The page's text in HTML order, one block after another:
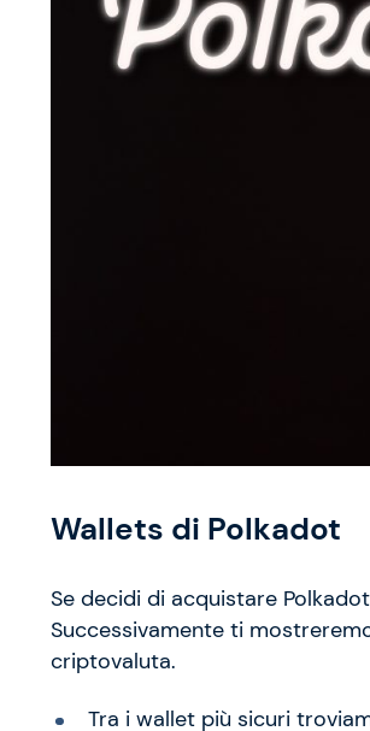
Wallets di Polkadot
Se decidi di acquistare
Successivamente ti
criptovaluta.
Tra i wallet più sicuri